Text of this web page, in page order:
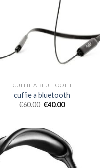
CUFFIE A BLUETOOTH
cuffie a bluetooth
€60.00 €40.00